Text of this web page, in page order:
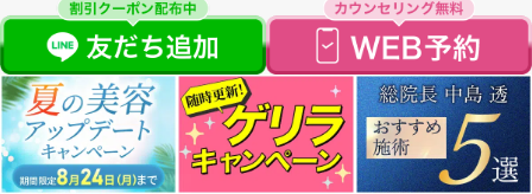
顔脱毛 ヘアライン脱毛
VIO脱毛 Vライン脱毛
眉毛脱毛 再生医療